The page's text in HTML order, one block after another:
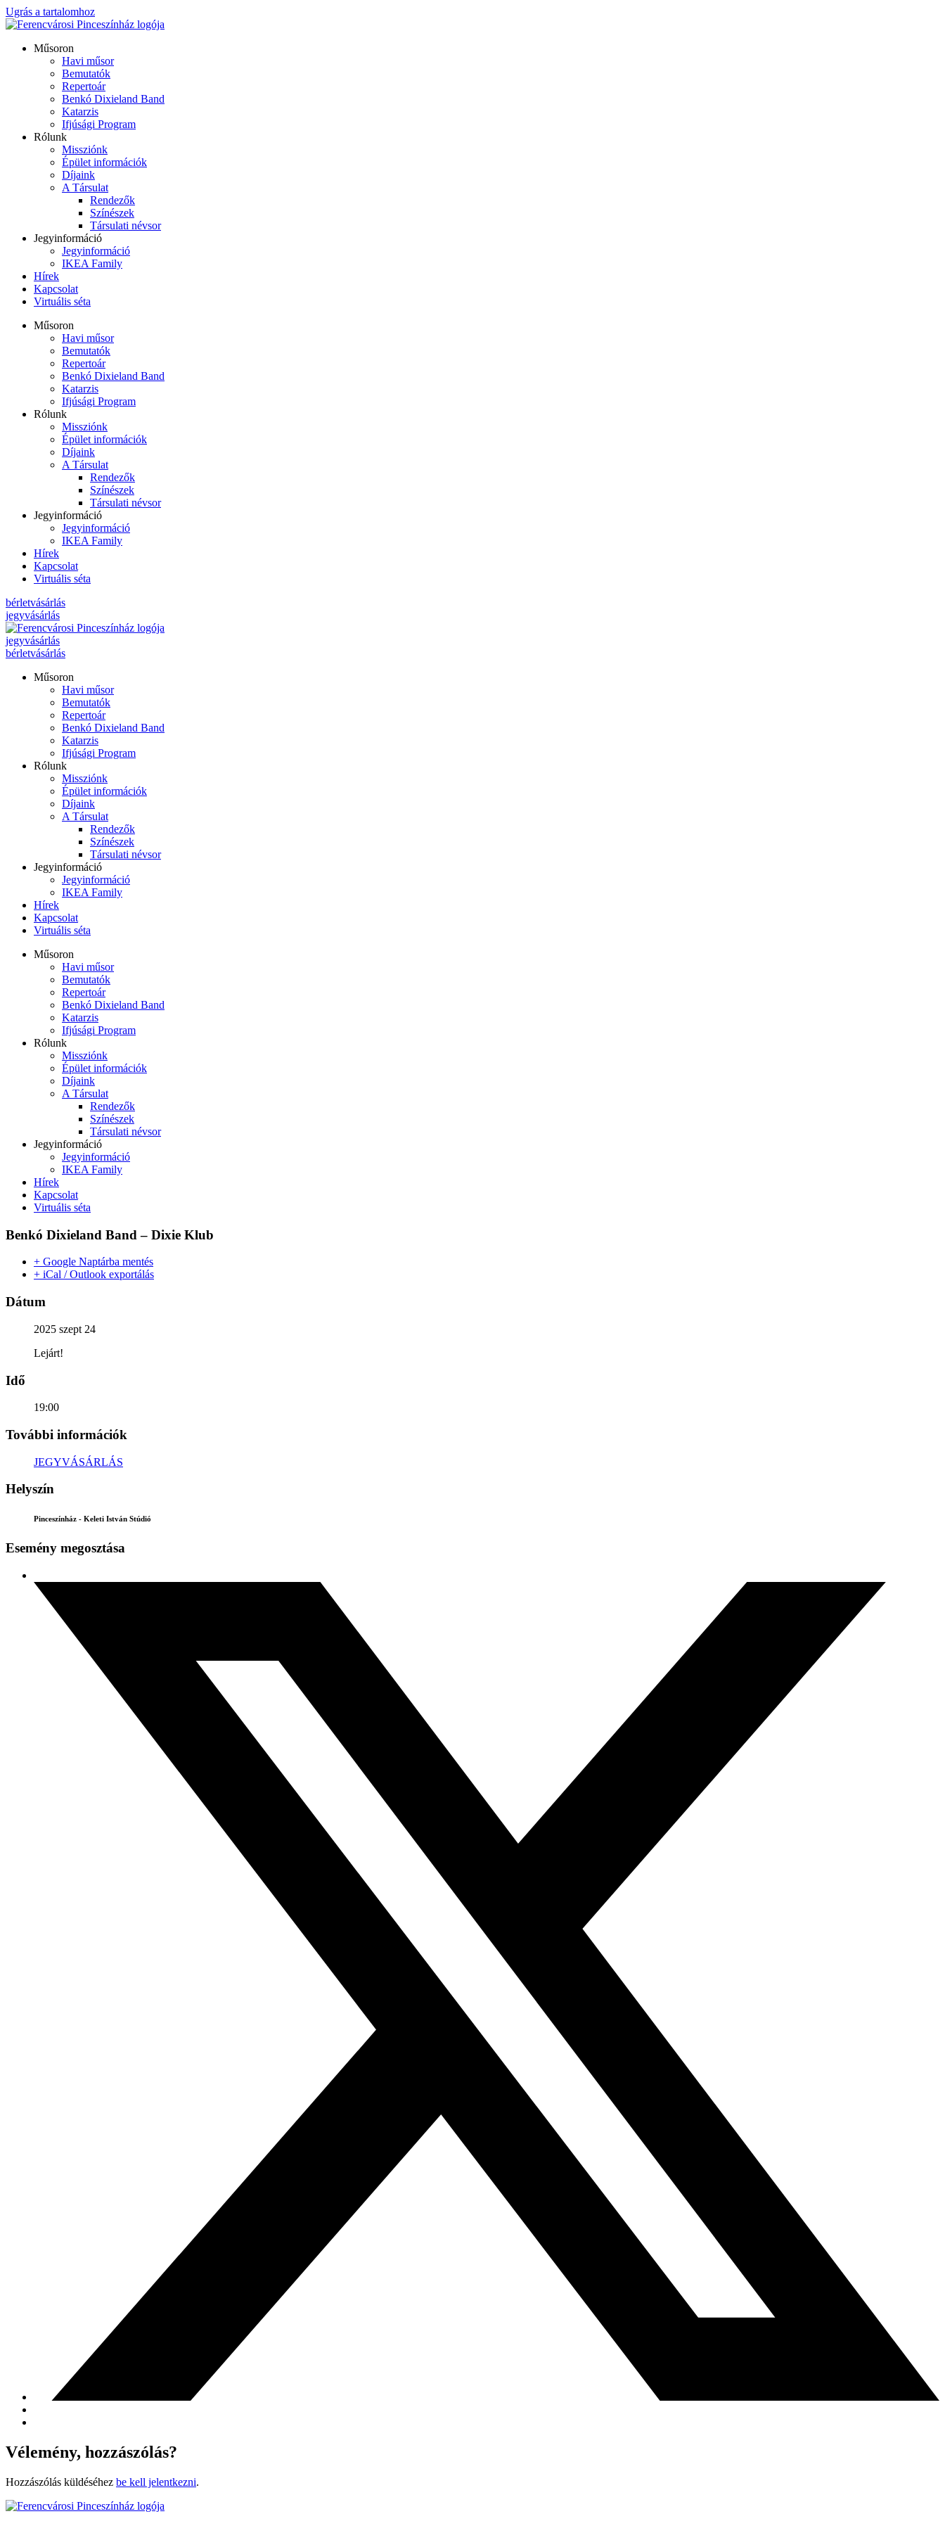
Ugrás a tartalomhoz
Műsoron
Havi műsor
Bemutatók
Repertoár
Benkó Dixieland Band
Katarzis
Ifjúsági Program
Rólunk
Missziónk
Épület információk
Díjaink
A Társulat
Rendezők
Színészek
Társulati névsor
Jegyinformáció
Jegyinformáció
IKEA Family
Hírek
Kapcsolat
Virtuális séta
Műsoron
Havi műsor
Bemutatók
Repertoár
Benkó Dixieland Band
Katarzis
Ifjúsági Program
Rólunk
Missziónk
Épület információk
Díjaink
A Társulat
Rendezők
Színészek
Társulati névsor
Jegyinformáció
Jegyinformáció
IKEA Family
Hírek
Kapcsolat
Virtuális séta
bérletvásárlás
jegyvásárlás
jegyvásárlás
bérletvásárlás
Műsoron
Havi műsor
Bemutatók
Repertoár
Benkó Dixieland Band
Katarzis
Ifjúsági Program
Rólunk
Missziónk
Épület információk
Díjaink
A Társulat
Rendezők
Színészek
Társulati névsor
Jegyinformáció
Jegyinformáció
IKEA Family
Hírek
Kapcsolat
Virtuális séta
Műsoron
Havi műsor
Bemutatók
Repertoár
Benkó Dixieland Band
Katarzis
Ifjúsági Program
Rólunk
Missziónk
Épület információk
Díjaink
A Társulat
Rendezők
Színészek
Társulati névsor
Jegyinformáció
Jegyinformáció
IKEA Family
Hírek
Kapcsolat
Virtuális séta
Benkó Dixieland Band – Dixie Klub
+ Google Naptárba mentés
+ iCal / Outlook exportálás
Dátum
2025 szept 24
Lejárt!
Idő
19:00
További információk
JEGYVÁSÁRLÁS
Helyszín
Pinceszínház - Keleti István Stúdió
Esemény megosztása
Vélemény, hozzászólás?
Hozzászólás küldéséhez be kell jelentkezni.